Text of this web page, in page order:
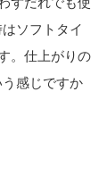
ソフトタイ
。仕上がりの
感じですか